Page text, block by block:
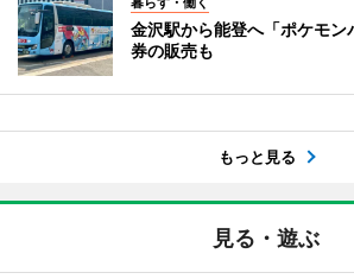
金沢駅から能登へ「ポケモ
券の販売も
もっと見る
見る・遊ぶ